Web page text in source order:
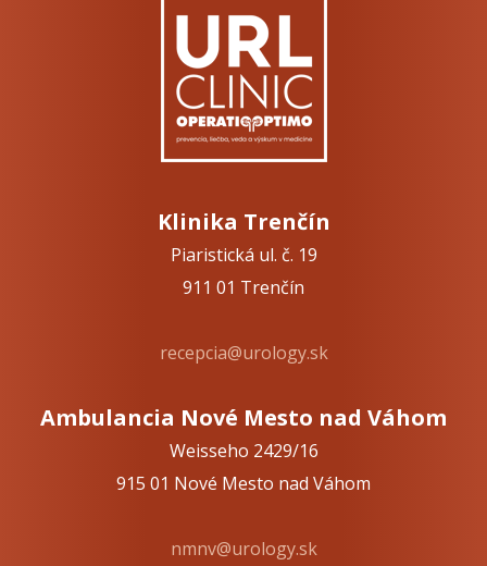
Klinika Trenčín
Piaristická ul. č. 19
911 01 Trenčín
recepcia@urology.sk
Ambulancia Nové Mesto nad Váhom
Weisseho 2429/16
915 01 Nové Mesto nad Váhom
nmnv@urology.sk